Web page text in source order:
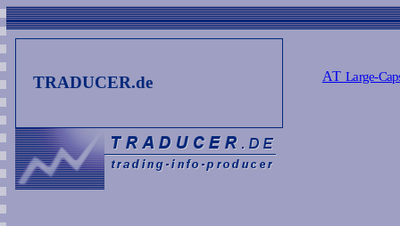
TRADUCER.de AT Large-